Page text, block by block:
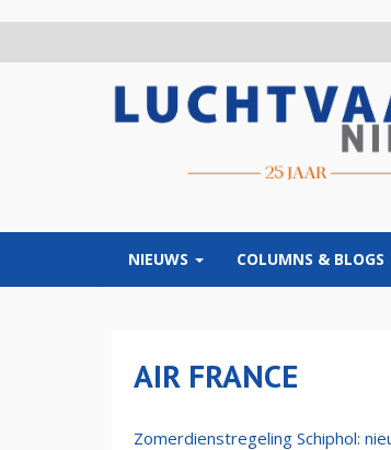
NIEUWS COLUMNS & BLOGS
AIR FRANCE
Zomerdienstregeling Schiphol: